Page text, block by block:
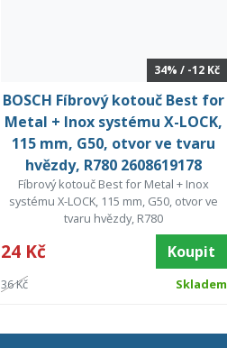
34% / -12 Kč
BOSCH Fíbrový kotouč Best for
Metal + Inox systému X-LOCK,
115 mm, G50, otvor ve tvaru
hvězdy, R780 2608619178
Fíbrový kotouč Best for Metal + Inox
systému X-LOCK, 115 mm, G50, otvor ve
tvaru hvězdy, R780
24 Kč Koupit
36 Kč Skladem